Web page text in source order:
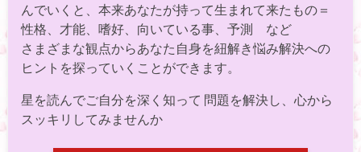
んでいくと、本来あなたが持って生まれて来たもの＝
性格、才能、嗜好、向いている事、予測 など
さまざまな観点からあなた自身を紐解き悩み解決への
ヒントを探っていくことができます。
星を読んでご自分を深く知って 問題を解決し、心から
スッキリしてみませんか